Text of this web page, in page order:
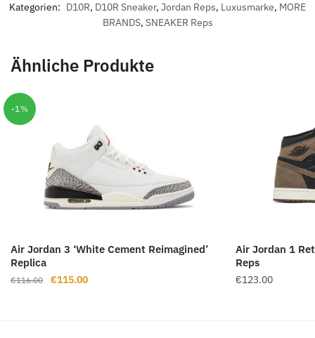
Kategorien: D10R, D10R Sneaker, Jordan Reps, Luxusmarke, MORE
BRANDS, SNEAKER Reps
Ähnliche Produkte
-1%
Air Jordan 3 ‘White Cement Reimagined’
Replica
€116.00
Ursprünglicher
€115.00Aktueller
Air Jordan 1
Reps
€123.00